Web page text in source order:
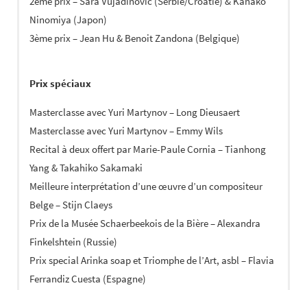
Ninomiya (Japon)
3ème prix – Jean Hu & Benoit Zandona (Belgique)
Prix spéciaux
Masterclasse avec Yuri Martynov – Long Dieusaert
Masterclasse avec Yuri Martynov – Emmy Wils
Recital à deux offert par Marie-Paule Cornia – Tianhong
Yang & Takahiko Sakamaki
Meilleure interprétation d’une œuvre d’un compositeur
Belge – Stijn Claeys
Prix de la Musée Schaerbeekois de la Bière – Alexandra
Finkelshtein (Russie)
Prix special Arinka soap et Triomphe de l’Art, asbl – Flavia
Ferrandiz Cuesta (Espagne)